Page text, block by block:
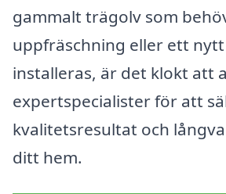
gammalt trägolv som
uppfräschning eller ett nytt
installeras, är det klokt att
expertspecialister för att
kvalitetsresultat och
ditt hem.